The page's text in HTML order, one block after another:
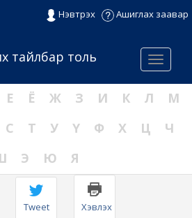
Нэвтрэх Ашиглах заавар
Menu
тайлбар толь
Е Ё Ж З И К Л
М
С Т У Ү Ф Х Ц
Ч
Э Ю Я
Tweet Хэвлэх